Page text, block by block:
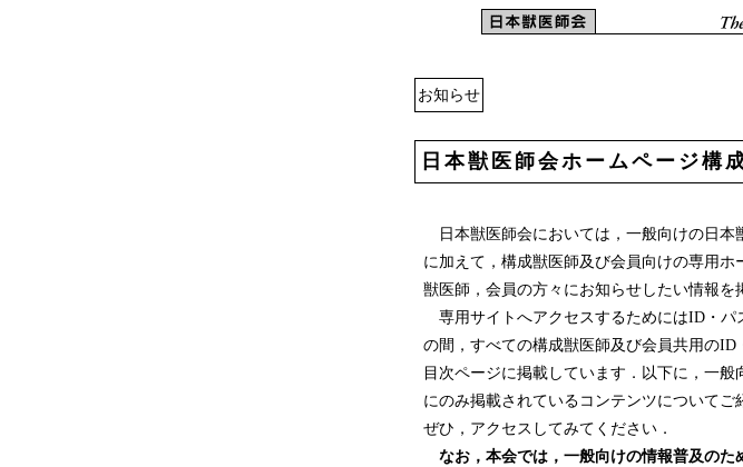
お知らせ
日本獣医師会ホームページ構
日本獣医師会においては，一般向けの日本
に加えて，構成獣医師及び会員向けの専用
獣医師，会員の方々にお知らせしたい情報を
専用サイトへアクセスするためにはID・パ
の間，すべての構成獣医師及び会員共用の
目次ページに掲載しています．以下に，一
にのみ掲載されているコンテンツについてご
ぜひ，アクセスしてみてください．
なお，本会では，一般向けの情報普及の